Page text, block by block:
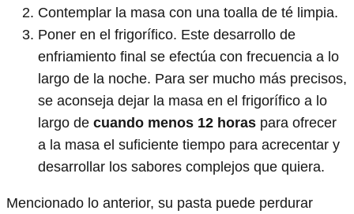
Contemplar la masa con una toalla de té limpia.
Poner en el frigorífico. Este desarrollo de
enfriamiento final se efectúa con frecuencia a lo
largo de la noche. Para ser mucho más precisos,
se aconseja dejar la masa en el frigorífico a lo
largo de cuando menos 12 horas para ofrecer
a la masa el suficiente tiempo para acrecentar y
desarrollar los sabores complejos que quiera.
Mencionado lo anterior, su pasta puede perdurar